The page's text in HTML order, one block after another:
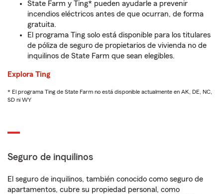
State Farm y Ting* pueden ayudarle a prevenir
incendios eléctricos antes de que ocurran, de forma
gratuita.
El programa Ting solo está disponible para los titulares
de póliza de seguro de propietarios de vivienda no de
inquilinos de State Farm que sean elegibles.
Explora Ting
* El programa Ting de State Farm no está disponible actualmente en AK, DE, NC,
SD ni WY
Seguro de inquilinos
El seguro de inquilinos, también conocido como seguro de
apartamentos, cubre su propiedad personal, como